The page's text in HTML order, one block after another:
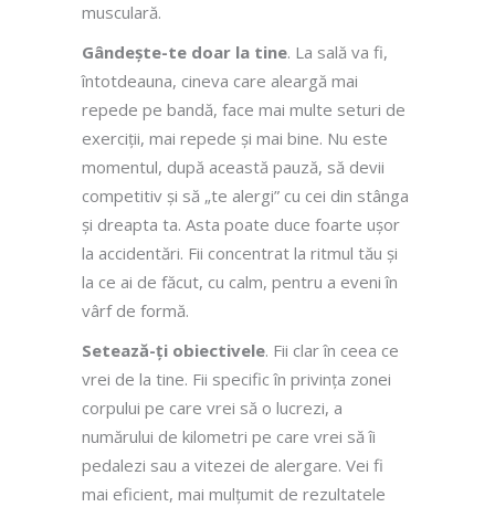
musculară.
Gândește-te doar la tine. La sală va fi,
întotdeauna, cineva care aleargă mai
repede pe bandă, face mai multe seturi de
exerciții, mai repede și mai bine. Nu este
momentul, după această pauză, să devii
competitiv și să „te alergi” cu cei din stânga
și dreapta ta. Asta poate duce foarte ușor
la accidentări. Fii concentrat la ritmul tău și
la ce ai de făcut, cu calm, pentru a eveni în
vârf de formă.
Setează-ți obiectivele. Fii clar în ceea ce
vrei de la tine. Fii specific în privința zonei
corpului pe care vrei să o lucrezi, a
numărului de kilometri pe care vrei să îi
pedalezi sau a vitezei de alergare. Vei fi
mai eficient, mai mulțumit de rezultatele